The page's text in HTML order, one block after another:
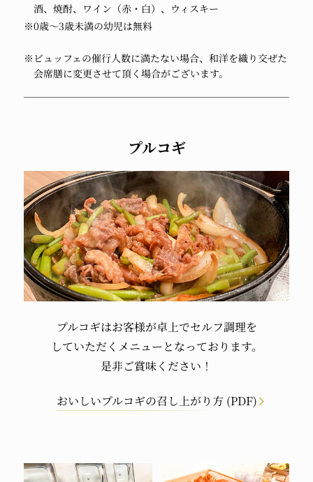
酒、焼酎、ワイン（赤・白）、ウィスキー
※0歳～3歳未満の幼児は無料
※ビュッフェの催行人数に満たない場合、和洋を織り交ぜた
会席膳に変更させて頂く場合がございます。
プルコギ
プルコギはお客様が卓上でセルフ調理を
していただく メニューとなっております。
是非ご賞味ください！
おいしいプルコギの召し上がり方 (PDF)